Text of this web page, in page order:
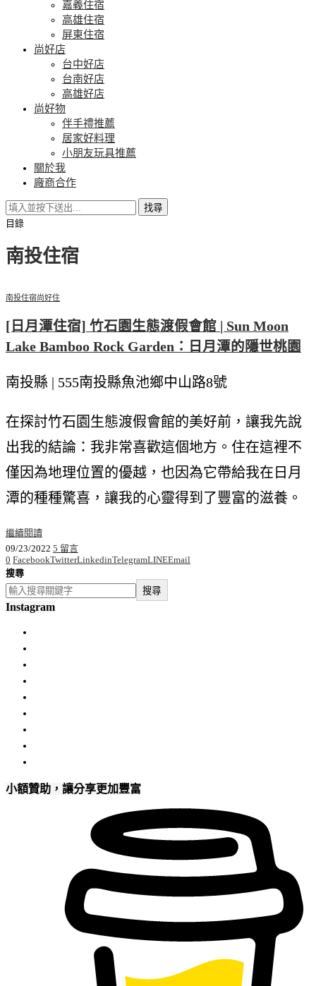
嘉義住宿
高雄住宿
屏東住宿
尚好店
台中好店
台南好店
高雄好店
尚好物
伴手禮推薦
居家好料理
小朋友玩具推薦
關於我
廠商合作
找尋
目錄
南投住宿
南投住宿尚好住
[日月潭住宿] 竹石園生態渡假會館 | Sun Moon
Lake Bamboo Rock Garden：日月潭的隱世桃園
南投縣 | 555南投縣魚池鄉中山路8號
在探討竹石園生態渡假會館的美好前，讓我先說
出我的結論：我非常喜歡這個地方。住在這裡不
僅因為地理位置的優越，也因為它帶給我在日月
潭的種種驚喜，讓我的心靈得到了豐富的滋養。
繼續閱讀
09/23/2022 5 留言
0 FacebookTwitterLinkedinTelegramLINEEmail
搜尋
搜尋
Instagram
小額贊助，讓分享更加豐富